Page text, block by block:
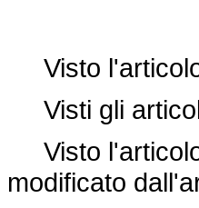
Visto
Visti gli
Visto
modificato